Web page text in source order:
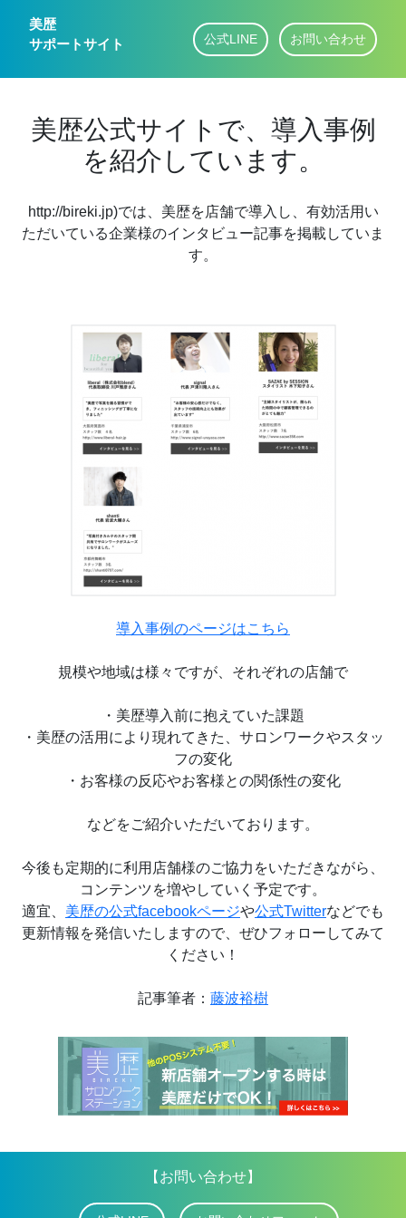
美歴
サポートサイト
公式LINE お問い合わせ
美歴公式サイトで、導入事例
を紹介しています。
http://bireki.jp)では、美歴を店舗で導入し、有効活用い
ただいている企業様のインタビュー記事を掲載していま
す。
導入事例のページはこちら
規模や地域は様々ですが、それぞれの店舗で
・美歴導入前に抱えていた課題
・美歴の活用により現れてきた、サロンワークやスタッ
フの変化
・お客様の反応やお客様との関係性の変化
などをご紹介いただいております。
今後も定期的に利用店舗様のご協力をいただきながら、
コンテンツを増やしていく予定です。
適宜、 美歴の公式facebookページや公式Twitterなどでも
更新情報を発信いたしますので、ぜひフォローしてみて
ください！
記事筆者： 藤波裕樹
【お問い合わせ】